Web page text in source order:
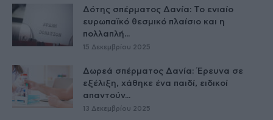
Δότης σπέρματος Δανία: Το ενιαίο
ευρωπαϊκό θεσμικό πλαίσιο και η
πολλαπλή...
15 Δεκεμβρίου 2025
Δωρεά σπέρματος Δανία: Έρευνα σε
εξέλιξη, χάθηκε ένα παιδί, ειδικοί
απαντούν...
13 Δεκεμβρίου 2025